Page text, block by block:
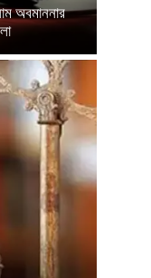
অবমাননার